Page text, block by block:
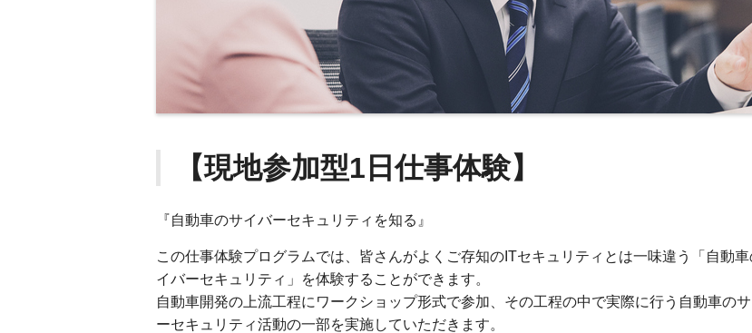
【現地参加型1日仕事体験】
『自動車のサイバーセキュリティを知る』
この仕事体験プログラムでは、皆さんがよくご存知のITセキュリティとは一味違う「自動車
イバーセキュリティ」を体験することができます。
自動車開発の上流工程にワークショップ形式で参加、その工程の中で実際に行う自動車の
ーセキュリティ活動の一部を実施していただきます。